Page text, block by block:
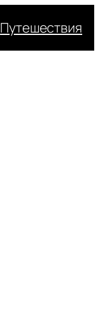
Путешествия